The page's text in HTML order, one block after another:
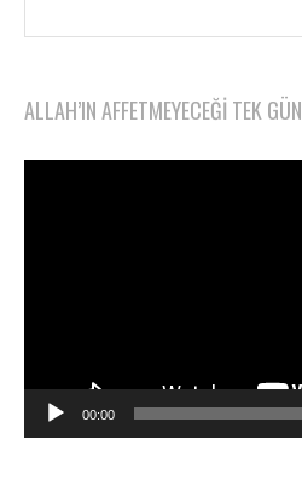
ALLAH’IN AFFETMEYECEĞI TEK
00:00